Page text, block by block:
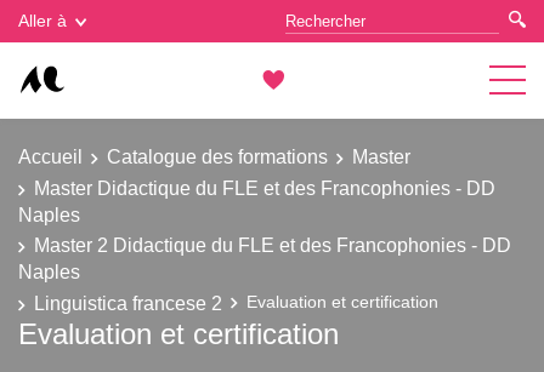
Aller à
Accueil Catalogue des formations
Master
Master Didactique du FLE et des Francophonies - DD
Naples
Master 2 Didactique du FLE et des Francophonies - DD
Naples
Linguistica francese 2
Evaluation et certification
Evaluation et certification
Gestion des cookies